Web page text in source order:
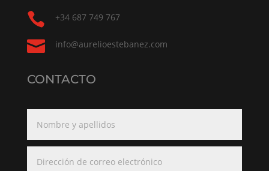
 +34 687 749 767
 info@aurelioestebanez.com
CONTACTO